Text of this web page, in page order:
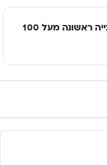
ללקוחות חדשים! 10% הנחה בקנייה ראשונה מעל 100